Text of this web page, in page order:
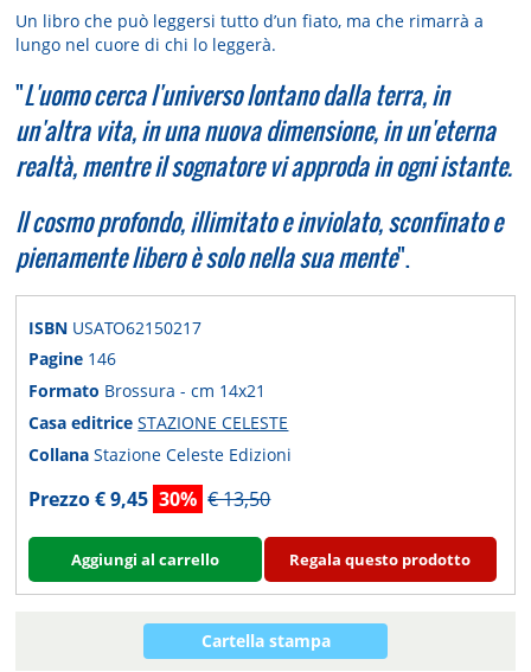
Un libro che può leggersi tutto d’un fiato, ma che rimarrà a
lungo nel cuore di chi lo leggerà.
"L'uomo cerca l'universo lontano dalla terra, in
un'altra vita, in una nuova dimensione, in un'eterna
realtà, mentre il sognatore vi approda in ogni istante.
Il cosmo profondo, illimitato e inviolato, sconfinato e
pienamente libero è solo nella sua mente".
ISBN USATO62150217
Pagine 146
Formato Brossura - cm 14x21
Casa editriceSTAZIONE CELESTE
CollanaStazione Celeste Edizioni
Prezzo € 9,45 30% € 13,50
Aggiungi al carrello Regala questo prodotto
Cartella stampa